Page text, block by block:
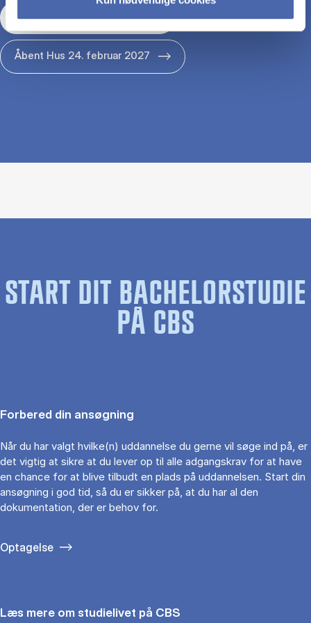
Åbent Hus 29. januar 2027
Åbent Hus 24. februar 2027
START DIT BACHELORSTUDIE
PÅ CBS
Forbered din ansøgning
Når du har valgt hvilke(n) uddannelse du gerne vil søge ind på, er
det vigtig at sikre at du lever op til alle adgangskrav for at have
en chance for at blive tilbudt en plads på uddannelsen. Start din
ansøgning i god tid, så du er sikker på, at du har al den
dokumentation, der er behov for.
Optagelse
Læs mere om studielivet på CBS